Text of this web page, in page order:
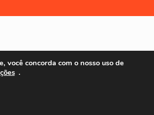
você concorda com o nosso uso de
.